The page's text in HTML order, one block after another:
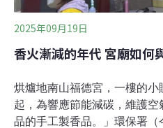
2025年09月19日
香火漸減的年代 宮廟如何
烘爐地南山福德宮，一樓的小
起，為響應節能減碳，維護
品的手工製香品。」環保署